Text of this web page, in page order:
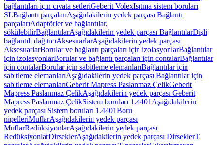
bağlantıları için cıvata setleriGeberit VolexIsıtma sistem boruları
SLBağlantı parçalarıAşağıdakilerin yedek parçası Bağlantı
parçalarıAdaptörler ve bağlantılar,
sökülebilirBağlantılarAşağıdakilerin yedek parçası BağlantılarDişli
bağlantılı dağıtıcıAksesuarlarAşağıdakilerin yedek parçası
AksesuarlarBorular ve bağlantı parçaları için izolasyonlarBağlantılar
için izolasyonlarBorular ve bağlantı parçaları için contalarBağlantılar
için contalarBorular için sabitleme elemanlarıBağlantılar için
sabitleme elemanlarıAşağıdakilerin yedek parçası Bağlantılar için
sabitleme elemanlarıGeberit Mapress Paslanmaz ÇelikGeberit
Mapress Paslanmaz ÇelikAşağıdakilerin yedek parçası Geberit
Mapress Paslanmaz ÇelikSistem boruları 1.4401 Aşağıdakilerin
yedek parçası Sistem boruları 1.4401Boru
nipelleriMuflarAşağıdakilerin yedek parçası
MuflarRedüksiyonlarAşağıdakilerin yedek parçası
RedüksiyonlarDirseklerAşağıdakilerin yedek parçası DirseklerT